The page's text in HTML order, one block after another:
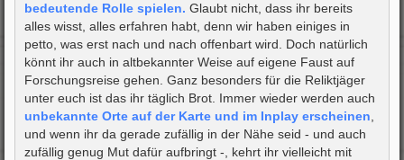
bedeutende Rolle spielen. Glaubt nicht, dass ihr bereits
alles wisst, alles erfahren habt, denn wir haben einiges in
petto, was erst nach und nach offenbart wird. Doch natürlich
könnt ihr auch in altbekannter Weise auf eigene Faust auf
Forschungsreise gehen. Ganz besonders für die Reliktjäger
unter euch ist das ihr täglich Brot. Immer wieder werden auch
unbekannte Orte auf der Karte und im Inplay erscheinen
und wenn ihr da gerade zufällig in der Nähe seid - und auch
zufällig genug Mut dafür aufbringt -, kehrt ihr vielleicht mit